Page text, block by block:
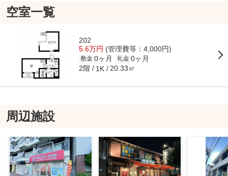
空室一覧
202
5.6万円 (管理費等：4,000円)
敷金 0ヶ月 礼金 0ヶ月
2階 1K 20.33㎡
周辺施設